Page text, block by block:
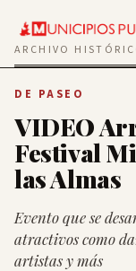
ARCHIVO
DE PASEO
VIDEO
Festival
las Almas
Evento que se
atractivos como
artistas y más